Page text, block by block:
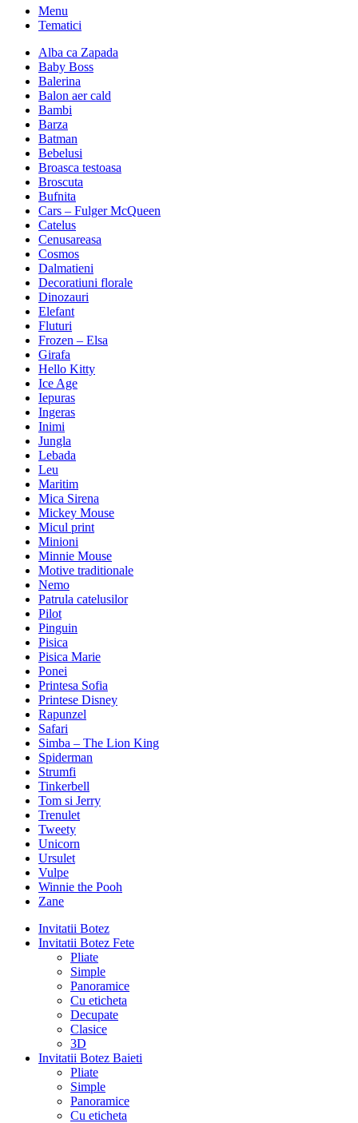
Menu
Tematici
Alba ca Zapada
Baby Boss
Balerina
Balon aer cald
Bambi
Barza
Batman
Bebelusi
Broasca testoasa
Broscuta
Bufnita
Cars – Fulger McQueen
Catelus
Cenusareasa
Cosmos
Dalmatieni
Decoratiuni florale
Dinozauri
Elefant
Fluturi
Frozen – Elsa
Girafa
Hello Kitty
Ice Age
Iepuras
Ingeras
Inimi
Jungla
Lebada
Leu
Maritim
Mica Sirena
Mickey Mouse
Micul print
Minioni
Minnie Mouse
Motive traditionale
Nemo
Patrula catelusilor
Pilot
Pinguin
Pisica
Pisica Marie
Ponei
Printesa Sofia
Printese Disney
Rapunzel
Safari
Simba – The Lion King
Spiderman
Strumfi
Tinkerbell
Tom si Jerry
Trenulet
Tweety
Unicorn
Ursulet
Vulpe
Winnie the Pooh
Zane
Invitatii Botez
Invitatii Botez Fete
Pliate
Simple
Panoramice
Cu eticheta
Decupate
Clasice
3D
Invitatii Botez Baieti
Pliate
Simple
Panoramice
Cu eticheta